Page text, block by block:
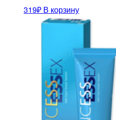
319₽ В корзину